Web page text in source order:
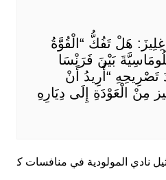
هَلْ تَفُكُّ “الْقُوَّةُ
بَيْنَ فَرَنْسَا
تَصْرِيحِهِ “أُرِيدُ أَنْ
مِنْ الْعَوْدَةِ إِلَى دِيَارِهِ